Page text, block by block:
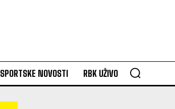
SPORTSKE NOVOSTI RBK UŽIVO